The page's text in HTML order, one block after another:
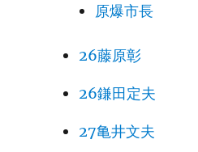
原爆市長
26藤原彰
26鎌田定夫
27亀井文夫